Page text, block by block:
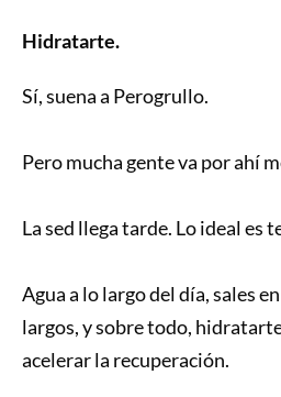
Hidratarte.
Sí, suena a Perogrullo.
Pero mucha gente va por ahí
La sed llega tarde. Lo ideal es
Agua a lo largo del día, sales
largos, y sobre todo,
acelerar la recuperación.